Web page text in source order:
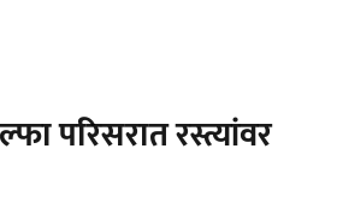
परिसरात रस्त्यांवर